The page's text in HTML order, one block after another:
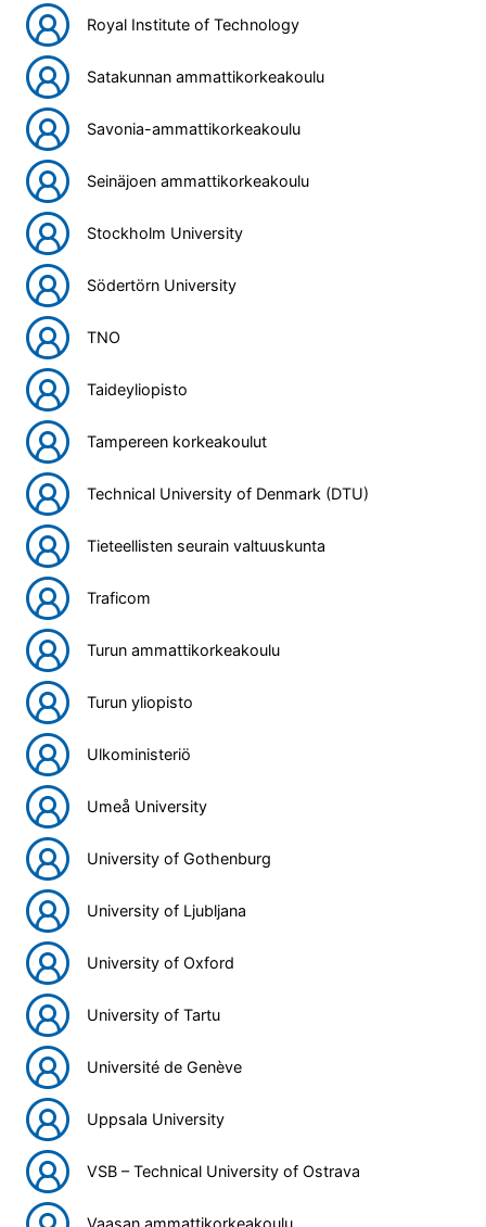
Royal Institute of Technology
Satakunnan ammattikorkeakoulu
Savonia-ammattikorkeakoulu
Seinäjoen ammattikorkeakoulu
Stockholm University
Södertörn University
TNO
Taideyliopisto
Tampereen korkeakoulut
Technical University of Denmark (DTU)
Tieteellisten seurain valtuuskunta
Traficom
Turun ammattikorkeakoulu
Turun yliopisto
Ulkoministeriö
Umeå University
University of Gothenburg
University of Ljubljana
University of Oxford
University of Tartu
Université de Genève
Uppsala University
VSB – Technical University of Ostrava
Vaasan ammattikorkeakoulu